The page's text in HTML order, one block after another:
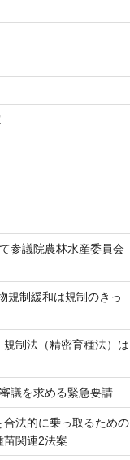
参議院農林水産委員会
規制緩和は規制のきっ
制法（精密育種法）は
議を求める緊急要請
法的に乗っ取るための
苗関連2法案